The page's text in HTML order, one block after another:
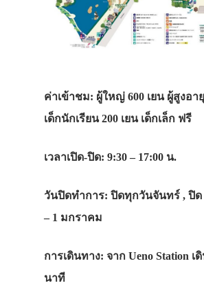
ค่าเข้าชม: ผู้ใหญ่ 600 เยน ผู้สูงอายุ
เด็กนักเรียน 200 เยน เด็กเล็ก ฟรี
เวลาเปิด-ปิด: 9:30 – 17:00 น.
วันปิดทำการ: ปิดทุกวันจันทร์ , ปิด
– 1 มกราคม
การเดินทาง: จาก Ueno Station เ
นาที